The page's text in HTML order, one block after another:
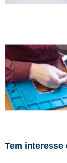
Tem interesse